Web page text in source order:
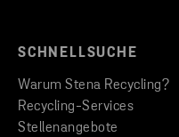
SCHNELLSUCHE
Warum Stena Recycling?
Recycling-Services
Stellenangebote